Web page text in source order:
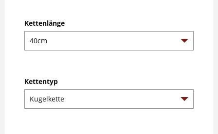
Kettenlänge
Kettentyp